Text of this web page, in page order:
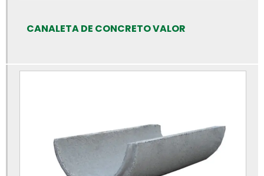
Canos de concreto preço
Fabrica de bloco de concreto estrutural
Fabrica de bloco intertravado
CANALETA DE CONCRETO VALOR